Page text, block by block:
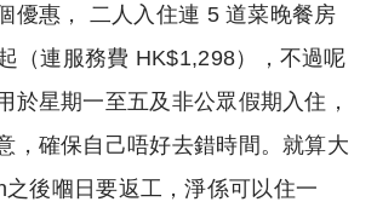
優惠， 二人入住連 5 道菜晚餐房
（連服務費 HK$1,298），不過呢
於星期一至五及非公眾假期入住，
，確保自己唔好去錯時間。就算大
後嗰日要返工，淨係可以住一